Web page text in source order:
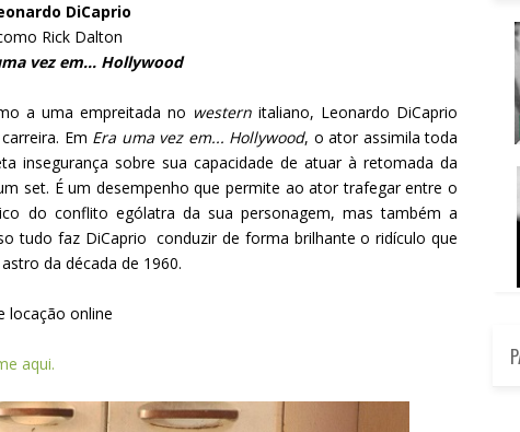
DiCaprio
Rick Dalton
vez em... Hollywood
a uma empreitada no western italiano, Leonardo DiCaprio
Em Era uma vez em... Hollywood, o ator assimila toda
insegurança sobre sua capacidade de atuar à retomada da
set. É um desempenho que permite ao ator trafegar entre o
do conflito ególatra da sua personagem, mas também a
tudo faz DiCaprio conduzir de forma brilhante o ridículo que
da década de 1960.
locação online
aqui.